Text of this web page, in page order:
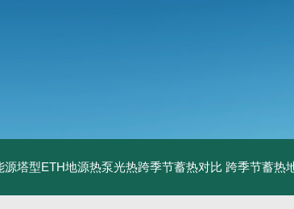
源塔型ETH地源热泵光热跨季节蓄热对比 跨季节蓄热地埋管水池湖面